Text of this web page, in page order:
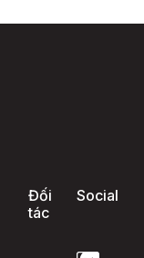
Đối
tác
Social